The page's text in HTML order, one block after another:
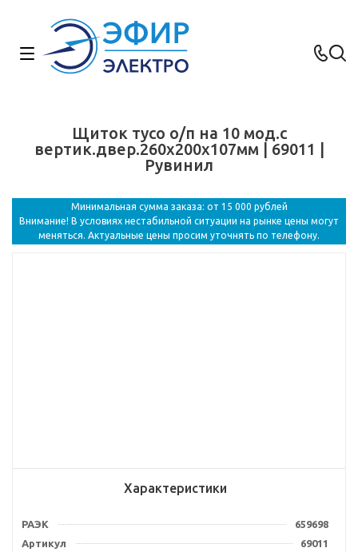
Щиток тусо о/п на 10 мод.с
вертик.двер.260х200х107мм | 69011 |
Рувинил
Минимальная сумма заказа: от 15 000 рублей
Внимание! В условиях нестабильной ситуации на рынке цены могут
меняться. Актуальные цены просим уточнять по телефону.
Характеристики
РАЭК
659698
Артикул
69011